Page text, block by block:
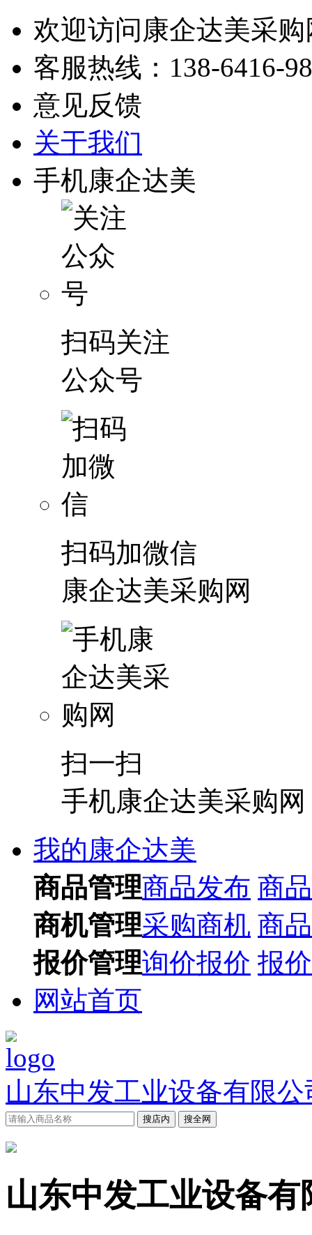
欢迎访问康企达美采购
客服热线： 138-6416-
意见反馈
关于我们
手机康企达美
扫码关注
公众号
扫码加微信
康企达美采购网
扫一扫
手机康企达美采购网
我的康企达美
商品管理商品发布 商
商机管理采购商机 商
报价管理询价报价 报
网站首页
山东中发工业设备有限公
搜店内 搜全网
山东中发工业设备有